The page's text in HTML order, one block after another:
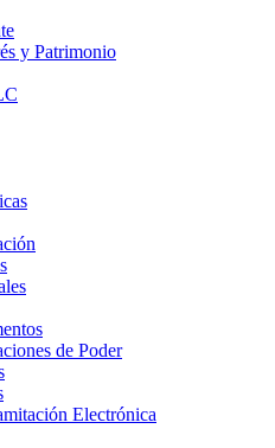
y Patrimonio
de Poder
Electrónica